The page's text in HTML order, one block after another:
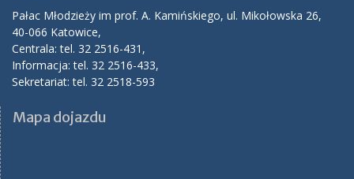
Pałac Młodzieży im prof. A. Kamińskiego, ul. Mikołowska 26,
40-066 Katowice,
Centrala: tel. 32 2516-431,
Informacja: tel. 32 2516-433,
Sekretariat: tel. 32 2518-593
Mapa dojazdu